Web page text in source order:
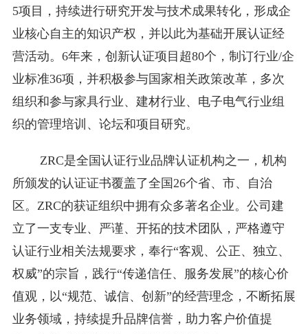
5项目，持续进行研究开发与技术成果转化，形成企
业核心自主的知识产权，并以此为基础开展认证经
营活动。6年来，创新认证项目超80个，制订行业/企
业标准36项，并积极参与国家相关政策改革，多次
组织和参与家具行业、建材行业、电子电气行业组
织的管理培训、论坛和项目研究。
ZRC是全国认证行业品牌认证机构之一，机构
所颁发的认证证书覆盖了全国26个省、市、自治
区。ZRC的获证组织中拥有众多著名企业。公司建
立了一支专业、严谨、开拓的技术团队，严格遵守
认证行业相关法规要求，奉行“客观、公正、独立、
权威”的宗旨，践行“传递信任、服务发展”的核心价
值观，以“规范、诚信、创新”的经营理念，不断拓展
业务领域，持续提升品牌信誉，助力客户价值提